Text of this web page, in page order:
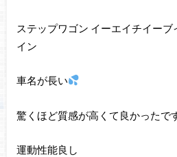
ステップワゴン イーエイチイーブ
イン
車名が長い
驚くほど質感が高くて良かったで
運動性能良し